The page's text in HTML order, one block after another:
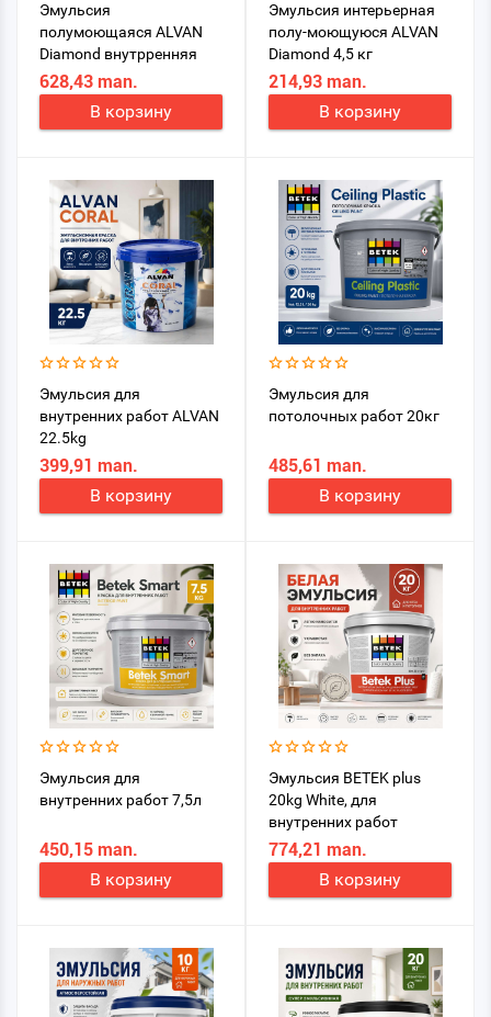
Эмульсия
полумоющаяся ALVAN
Diamond внутрренняя
22,5 кг
628,43 man.
В корзину
Эмульсия интерьерная
полу-моющуюся ALVAN
Diamond 4,5 кг
214,93 man.
В корзину
Эмульсия для
внутренних работ ALVAN
22.5kg
399,91 man.
В корзину
Эмульсия для
потолочных работ 20кг
485,61 man.
В корзину
Эмульсия для
внутренних работ 7,5л
450,15 man.
В корзину
Эмульсия BETEK plus
20kg White, для
внутренних работ
774,21 man.
В корзину